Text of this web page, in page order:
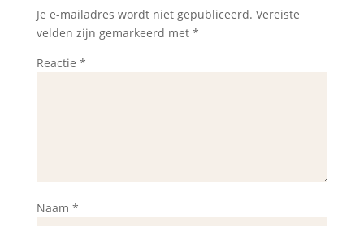
Je e-mailadres wordt niet gepubliceerd. Vereiste
velden zijn gemarkeerd met *
Reactie *
Naam *